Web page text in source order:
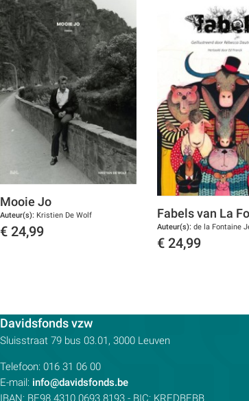
Mooie Jo
Auteur(s): Kristien De Wolf
€ 24,99
Fabels van La
Auteur(s): de la Fontaine
€ 24,99
Davidsfonds vzwContactpersoon:
Adres:
Sluisstraat 79 bus 03.01, 3000 Leuven
Telefoon: 016 31 06 00
E-mail: info@davidsfonds.be
IBAN: BE98 4310 0693 8193 - BIC: KREDBEBB